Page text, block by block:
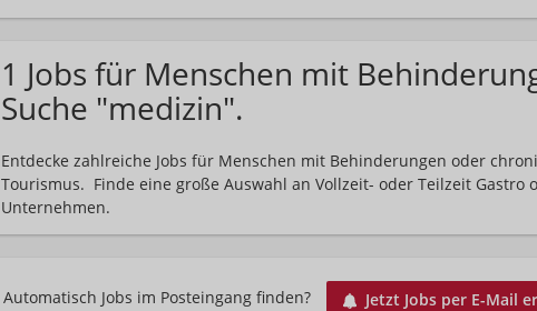
1 Jobs für Menschen mit
Suche "medizin".
Entdecke zahlreiche Jobs für Menschen mit Behinderungen oder
Tourismus. Finde eine große Auswahl an Vollzeit- oder Teilzeit Gastro
Unternehmen.
Automatisch Jobs im Posteingang finden? Jetzt Jobs per E-Mail